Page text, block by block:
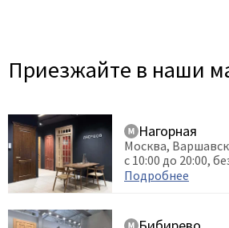
Приезжайте в наши
Нагорная
Москва,
с 10:00 до 20:00,
Подробнее